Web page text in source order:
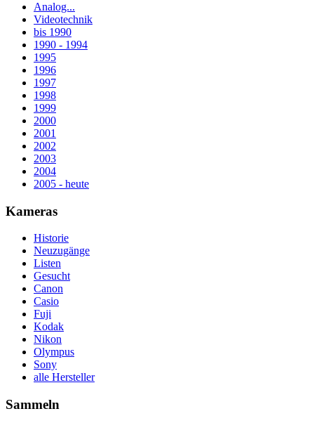
Analog...
Videotechnik
bis 1990
1990 - 1994
1995
1996
1997
1998
1999
2000
2001
2002
2003
2004
2005 - heute
Kameras
Historie
Neuzugänge
Listen
Gesucht
Canon
Casio
Fuji
Kodak
Nikon
Olympus
Sony
alle Hersteller
Sammeln